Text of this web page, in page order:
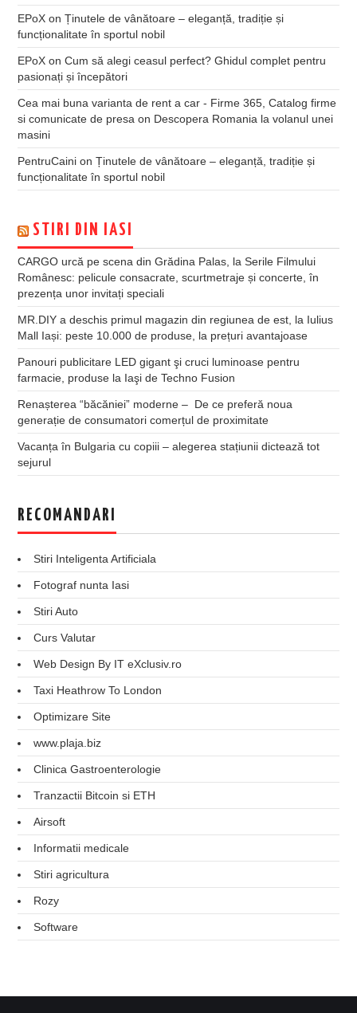
EPoX onȚinutele de vânătoare – eleganță, tradiție și
funcționalitate în sportul nobil
EPoX onCum să alegi ceasul perfect? Ghidul complet pentru
pasionați și începători
Cea mai buna varianta de rent a car - Firme 365, Catalog firme
si comunicate de presa on Descopera Romania la volanul unei
masini
PentruCaini onȚinutele de vânătoare – eleganță, tradiție și
funcționalitate în sportul nobil
STIRI DIN IASI
CARGO urcă pe scena din Grădina Palas, la Serile Filmului
Românesc: pelicule consacrate, scurtmetraje și concerte, în
prezența unor invitați speciali
MR.DIY a deschis primul magazin din regiunea de est, la Iulius
Mall Iași: peste 10.000 de produse, la prețuri avantajoase
Panouri publicitare LED gigant şi cruci luminoase pentru
farmacie, produse la Iaşi de Techno Fusion
Renașterea “băcăniei” moderne – De ce preferă noua
generație de consumatori comerțul de proximitate
Vacanța în Bulgaria cu copiii – alegerea stațiunii dictează tot
sejurul
RECOMANDARI
Stiri Inteligenta Artificiala
Fotograf nunta Iasi
Stiri Auto
Curs Valutar
Web Design By IT eXclusiv.ro
Taxi Heathrow To London
Optimizare Site
www.plaja.biz
Clinica Gastroenterologie
Tranzactii Bitcoin si ETH
Airsoft
Informatii medicale
Stiri agricultura
Rozy
Software